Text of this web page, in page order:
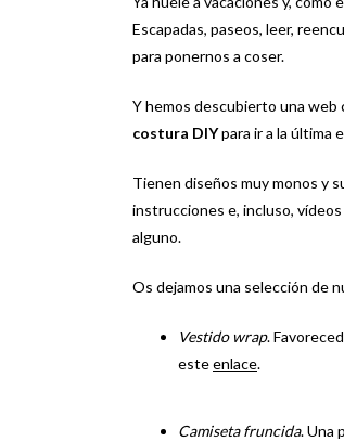
Escapadas, paseos, leer,
para ponernos a coser.
Y hemos descubierto una web
costura DIYpara ir a la última
Tienen diseños muy monos y
instrucciones e, incluso,
alguno.
Os dejamos una selección de
Vestido wrap.
esteenlace.
Camiseta fruncida. Una